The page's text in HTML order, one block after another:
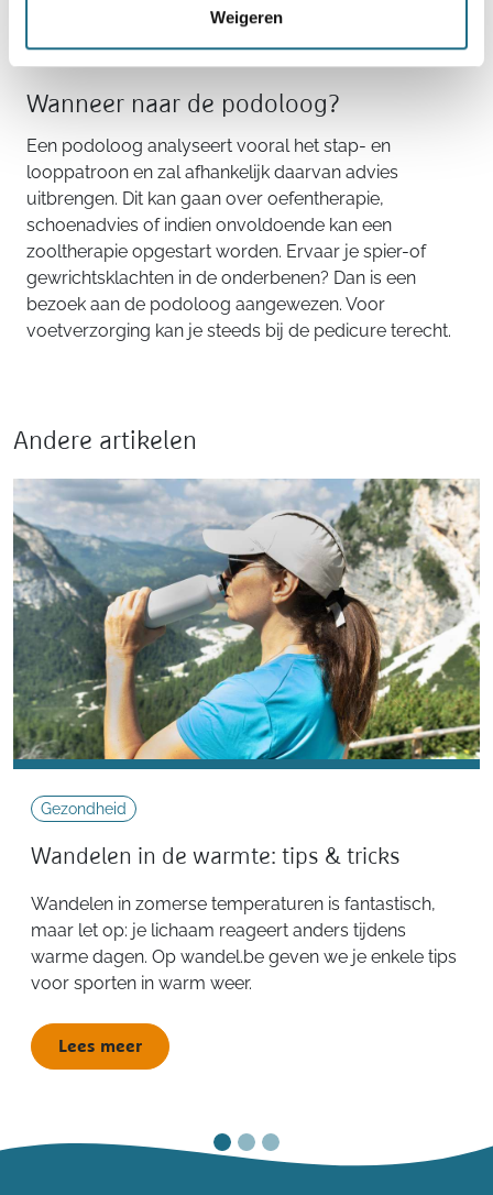
Weigeren
Geef je voeten voldoende lucht en ontspanning,
Wanneer naar de podoloog?
Een podoloog analyseert vooral het stap- en
looppatroon en zal afhankelijk daarvan advies
uitbrengen. Dit kan gaan over oefentherapie,
schoenadvies of indien onvoldoende kan een
zooltherapie opgestart worden. Ervaar je spier-of
gewrichtsklachten in de onderbenen? Dan is een
bezoek aan de podoloog aangewezen. Voor
voetverzorging kan je steeds bij de pedicure terecht.
Andere artikelen
Gezondheid
Wandelen in de warmte: tips & tricks
Wandelen in zomerse temperaturen is fantastisch,
maar let op: je lichaam reageert anders tijdens
warme dagen. Op wandel.be geven we je enkele tips
voor sporten in warm weer.
Lees meer